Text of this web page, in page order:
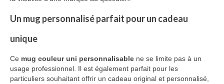
Un mug personnalisé parfait pour un cadeau
unique
Ce mug couleur uni personnalisable ne se limite pas à un
usage professionnel. Il est également parfait pour les
particuliers souhaitant offrir un cadeau original et personnalisé,